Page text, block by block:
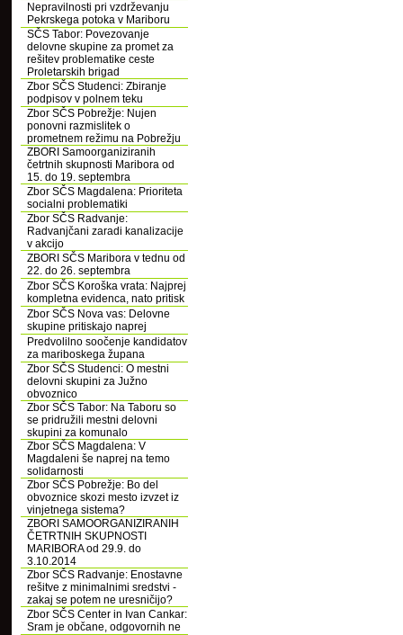
Nepravilnosti pri vzdrževanju
Pekrskega potoka v Mariboru
SČS Tabor: Povezovanje
delovne skupine za promet za
rešitev problematike ceste
Proletarskih brigad
Zbor SČS Studenci: Zbiranje
podpisov v polnem teku
Zbor SČS Pobrežje: Nujen
ponovni razmislitek o
prometnem režimu na Pobrežju
ZBORI Samoorganiziranih
četrtnih skupnosti Maribora od
15. do 19. septembra
Zbor SČS Magdalena: Prioriteta
socialni problematiki
Zbor SČS Radvanje:
Radvanjčani zaradi kanalizacije
v akcijo
ZBORI SČS Maribora v tednu od
22. do 26. septembra
Zbor SČS Koroška vrata: Najprej
kompletna evidenca, nato pritisk
Zbor SČS Nova vas: Delovne
skupine pritiskajo naprej
Predvolilno soočenje kandidatov
za mariboskega župana
Zbor SČS Studenci: O mestni
delovni skupini za Južno
obvoznico
Zbor SČS Tabor: Na Taboru so
se pridružili mestni delovni
skupini za komunalo
Zbor SČS Magdalena: V
Magdaleni še naprej na temo
solidarnosti
Zbor SČS Pobrežje: Bo del
obvoznice skozi mesto izvzet iz
vinjetnega sistema?
ZBORI SAMOORGANIZIRANIH
ČETRTNIH SKUPNOSTI
MARIBORA od 29.9. do
3.10.2014
Zbor SČS Radvanje: Enostavne
rešitve z minimalnimi sredstvi -
zakaj se potem ne uresničijo?
Zbor SČS Center in Ivan Cankar:
Sram je občane, odgovornih ne